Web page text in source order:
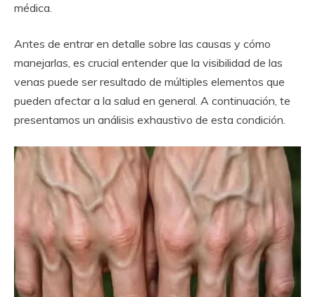
médica.
Antes de entrar en detalle sobre las causas y cómo
manejarlas, es crucial entender que la visibilidad de las
venas puede ser resultado de múltiples elementos que
pueden afectar a la salud en general. A continuación, te
presentamos un análisis exhaustivo de esta condición.